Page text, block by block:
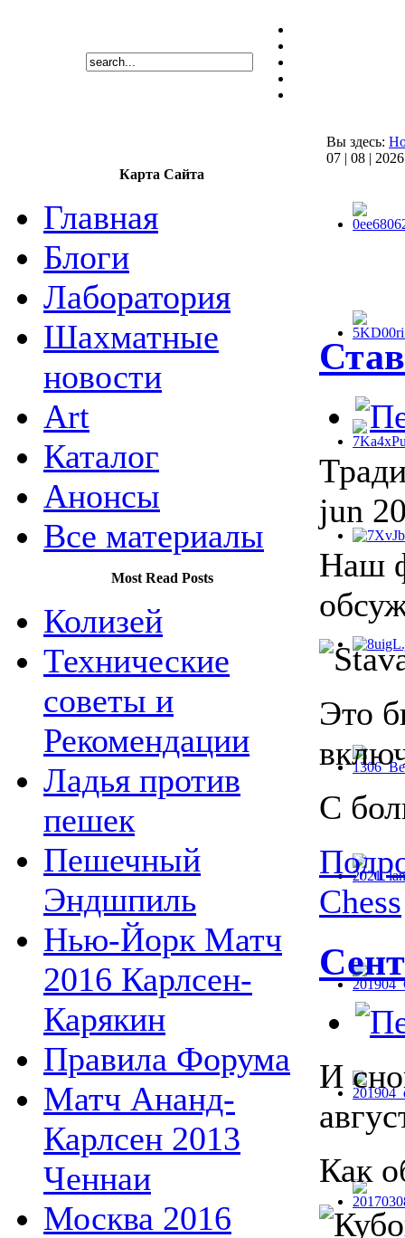
Вы здесь:
07 | 08 | 2026
Карта Сайта
Главная
Блоги
Лаборатория
Шахматные
новости
Art
Каталог
Анонсы
Все материалы
Most Read Posts
Колизей
Технические
советы и
Рекомендации
Ладья против
пешек
Пешечный
Эндшпиль
Нью-Йорк Матч
2016 Карлсен-
Карякин
Правила Форума
Матч Ананд-
Карлсен 2013
Ченнаи
Москва 2016
jun
Наш
Это
С
Chess
И
Как